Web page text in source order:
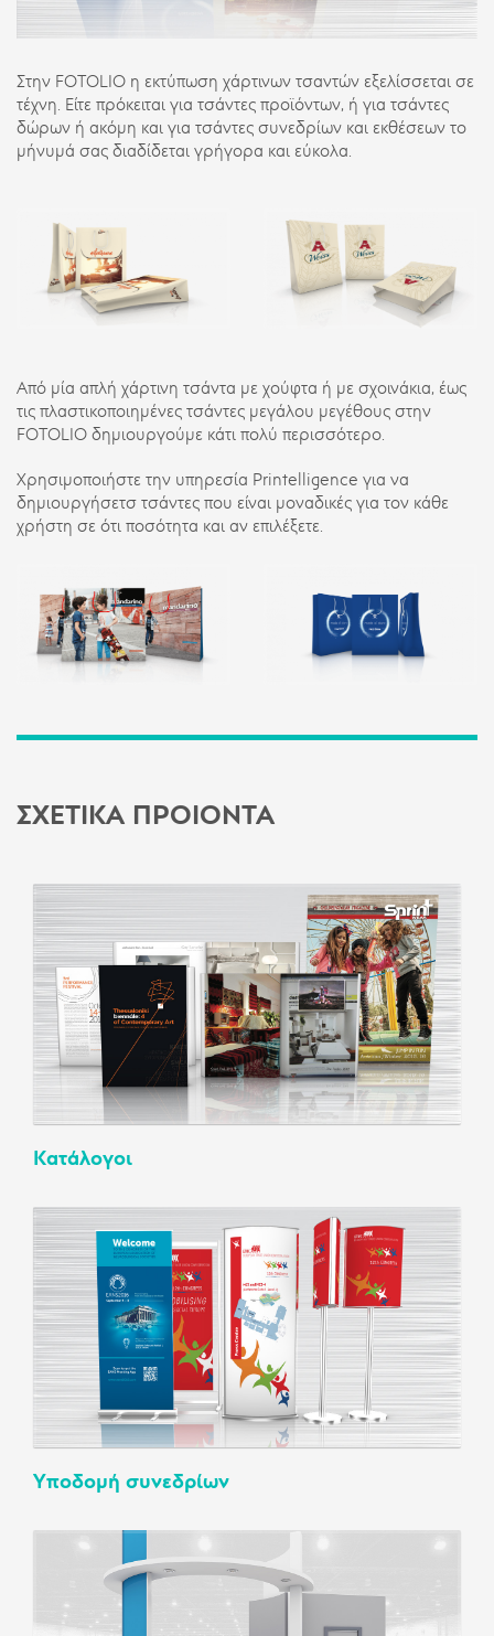
Στην FOTOLIO η εκτύπωση χάρτινων τσαντών εξελίσσεται σε
τέχνη. Είτε πρόκειται για τσάντες προϊόντων, ή για τσάντες
δώρων ή ακόμη και για τσάντες συνεδρίων και εκθέσεων το
μήνυμά σας διαδίδεται γρήγορα και εύκολα.
Από μία απλή χάρτινη τσάντα με χούφτα ή με σχοινάκια, έως
τις πλαστικοποιημένες τσάντες μεγάλου μεγέθους στην
FOTOLIO δημιουργούμε κάτι πολύ περισσότερο.
Χρησιμοποιήστε την υπηρεσία Printelligence για να
δημιουργήσετσ τσάντες που είναι μοναδικές για τον κάθε
χρήστη σε ότι ποσότητα και αν επιλέξετε.
ΣΧΕΤΙΚΑ ΠΡΟΙΟΝΤΑ
Κατάλογοι
Υποδομή συνεδρίων